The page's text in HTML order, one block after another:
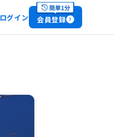
ログイン 会員登録